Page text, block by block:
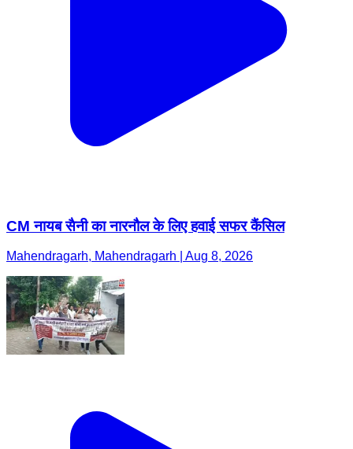
CM नायब सैनी का नारनौल के लिए हवाई सफर कैंसिल
Mahendragarh, Mahendragarh | Aug 8, 2026